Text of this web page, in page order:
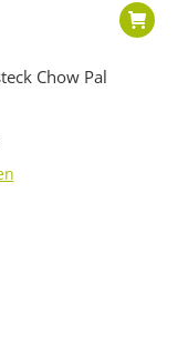
Chow Pal